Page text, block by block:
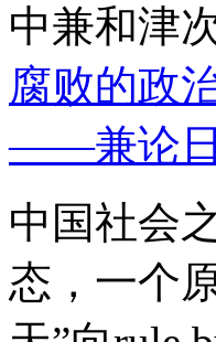
中兼和津
腐败的政
——兼论日
中国社会
态，一个